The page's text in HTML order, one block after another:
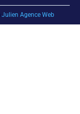
Julien Agence Web